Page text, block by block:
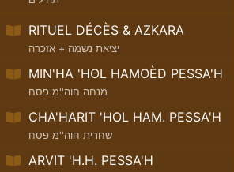
RITUEL DÉCÈS & AZKARA
יציאת נשמה + אזכרה
MIN'HA 'HOL HAMOÈD PESSA'H
מנחה חוה''מ פסח
CHA'HARIT 'HOL HAM. PESSA'H
שחרית חוה''מ פסח
ARVIT 'H.H. PESSA'H